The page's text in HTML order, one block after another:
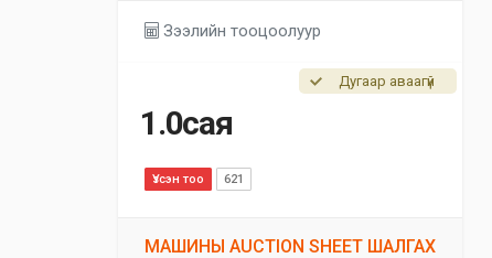
Зээлийн тооцоолуур
1.0сая
Дугаар аваагүй
Үзсэн тоо 621
МАШИНЫ AUCTION SHEET ШАЛГАХ